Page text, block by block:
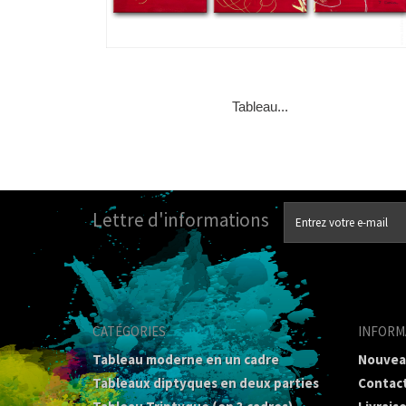
Tableau...
Lettre d'informations
CATÉGORIES
Tableau moderne en un cadre
Tableaux diptyques en deux parties